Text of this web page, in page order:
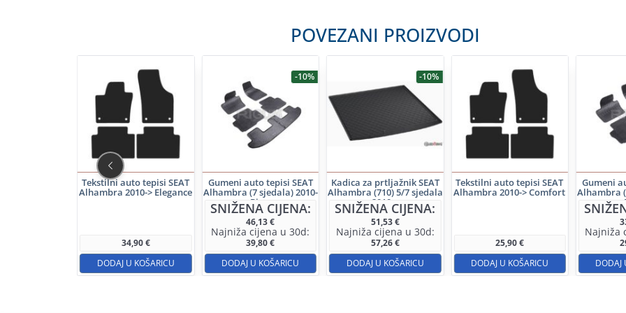
POVEZANI PROIZVODI
Tekstilni auto tepisi SEAT
Alhambra 2010-> Elegance
34,90€
DODAJ U KOŠARICU
-10%
Gumeni auto tepisi SEAT
Alhambra (7 sjedala) 2010-
> Rigum
SNIŽENA CIJENA:
46,13€
Najniža cijena u 30d:
39,80€
DODAJ U KOŠARICU
-10%
Kadica za prtljažnik SEAT
Alhambra (710) 5/7 sjedala
2010->
SNIŽENA CIJENA:
51,53€
Najniža cijena u 30d:
57,26€
DODAJ U KOŠARICU
Tekstilni auto tepisi SEAT
Alhambra 2010-> Comfort
25,90€
DODAJ U KOŠARICU
Gumeni
Alhambra
>
Najniža
DODAJ